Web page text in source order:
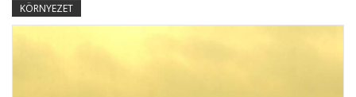
KÖRNYEZET